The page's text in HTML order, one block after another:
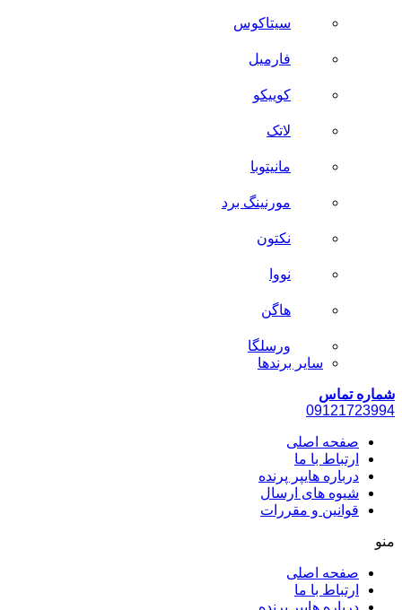
سیتاکوس
فارمیل
کوییکو
لاتک
مانیتوبا
مورنینگ برد
نکتون
نووا
هاگن
ورسلگا
سایر برند‌ها
شماره تماس
09121723994
صفحه اصلی
ارتباط با ما
درباره هایپر پرنده
شیوه های ارسال
قوانین و مقررات
منو
صفحه اصلی
ارتباط با ما
درباره هایپر پرنده